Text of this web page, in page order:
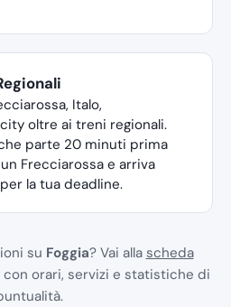
Italo,
oltre ai treni regionali.
parte 20 minuti prima
Frecciarossa e arriva
la tua deadline.
su Foggia? Vai alla scheda
con orari, servizi e statistiche di